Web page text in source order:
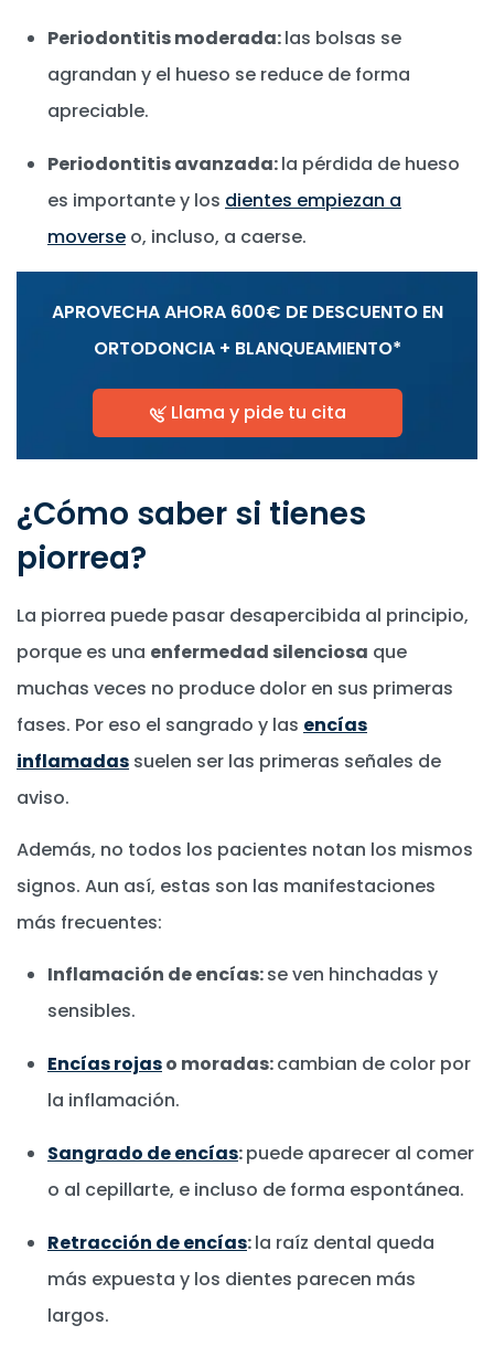
Periodontitis moderada:las bolsas se
agrandan y el hueso se reduce de forma
apreciable.
Periodontitis avanzada:la pérdida de hueso
es importante y los dientes empiezan a
moverse o, incluso, a caerse.
APROVECHA AHORA 600€ DE DESCUENTO EN
ORTODONCIA + BLANQUEAMIENTO*
Llama y pide tu cita
¿Cómo saber si tienes
piorrea?
La piorrea puede pasar desapercibida al principio,
porque es una enfermedad silenciosa que
muchas veces no produce dolor en sus primeras
fases. Por eso el sangrado y las encías
inflamadas suelen ser las primeras señales de
aviso.
Además, no todos los pacientes notan los mismos
signos. Aun así, estas son las manifestaciones
más frecuentes:
Inflamación de encías:se ven hinchadas y
sensibles.
Encías rojaso moradas:cambian de color por
la inflamación.
Sangrado de encías:puede aparecer al comer
o al cepillarte, e incluso de forma espontánea.
Retracción de encías:la raíz dental queda
más expuesta y los dientes parecen más
largos.